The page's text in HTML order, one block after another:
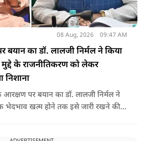
08 Aug, 2026 09:47 AM
का डॉ. लालजी निर्मल ने किया
के राजनीतिकरण को लेकर
पर बयान का डॉ. लालजी निर्मल ने
भेदभाव खत्म होने तक इसे जारी रखने की